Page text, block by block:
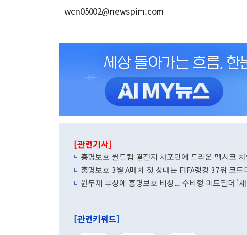
wcn05002@newspim.com
[관련기사]
홍명보호 월드컵 결전지 사포판에 드리운 멕시코
홍명보호 3월 A매치 첫 상대는 FIFA랭킹 37위 코트
원두재 부상에 홍명보호 비상... 수비형 미드필더 '
[관련키워드]